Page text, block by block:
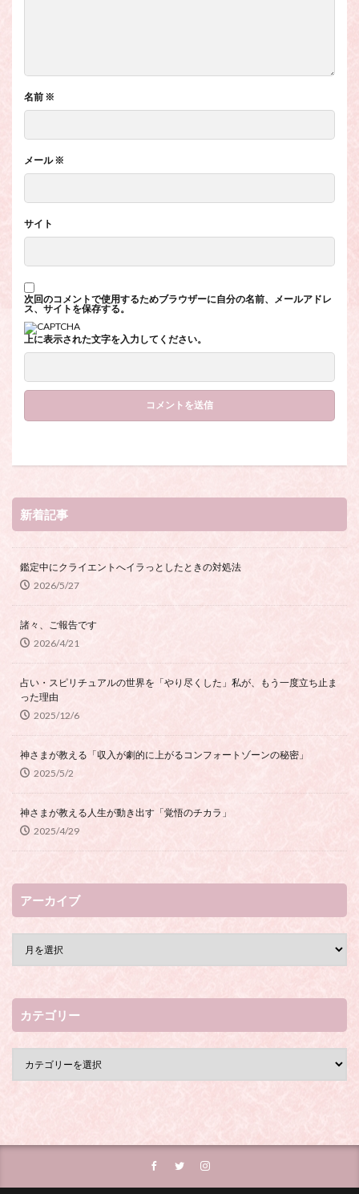
名前 ※
メール※
サイト
次回のコメントで使用するためブラウザーに自分の名前、メールアドレ
ス、サイトを保存する。
上に表示された文字を入力してください。
新着記事
鑑定中にクライエントへイラっとしたときの対処法
2026/5/27
諸々、ご報告です
2026/4/21
占い・スピリチュアルの世界を「やり尽くした」私が、もう一度立ち止ま
った理由
2025/12/6
神さまが教える「収入が劇的に上がるコンフォートゾーンの秘密」
2025/5/2
神さまが教える人生が動き出す「覚悟のチカラ」
2025/4/29
アーカイブ
カテゴリー